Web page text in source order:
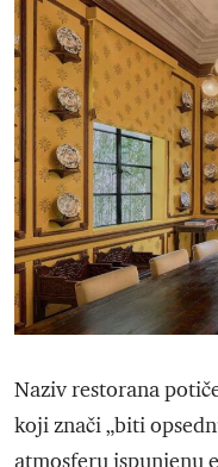
Naziv restorana
koji znači „biti